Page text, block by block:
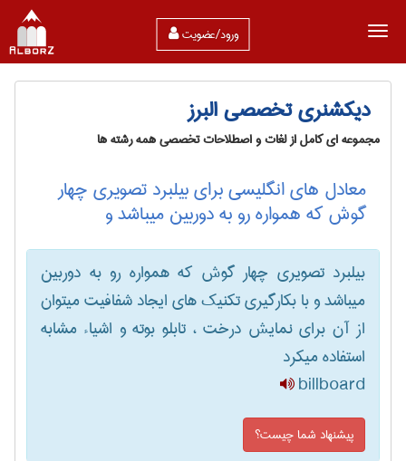
ورود/عضویت
دیکشنری تخصصی البرز
مجموعه ای کامل از لغات و اصطلاحات تخصصی همه رشته ها
معادل های انگلیسی برای بیلبرد تصویری چهار
گوش که همواره رو به دوربین میباشد و
بیلبرد تصویری چهار گوش که همواره رو به دوربین
میباشد و با بکارگیری تکنیک های ایجاد شفافیت میتوان
از آن برای نمایش درخت ، تابلو بوته و اشیاء مشابه
استفاده میکرد
billboard
پیشنهاد شما چیست؟